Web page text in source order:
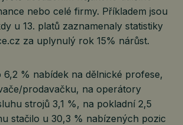
nebo celé firmy. Příkladem jsou
u 13. platů zaznamenaly statistiky
za uplynulý rok 15% nárůst.
6,2 % nabídek na dělnické profese,
prodavačku, na operátory
strojů 3,1 %, na pokladní 2,5
stačilo u 30,3 % nabízených pozic